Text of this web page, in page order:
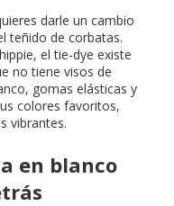
darle un cambio
teñido de corbatas.
el tie-dye existe
no tiene visos de
gomas elásticas y
colores favoritos,
vibrantes.
en blanco